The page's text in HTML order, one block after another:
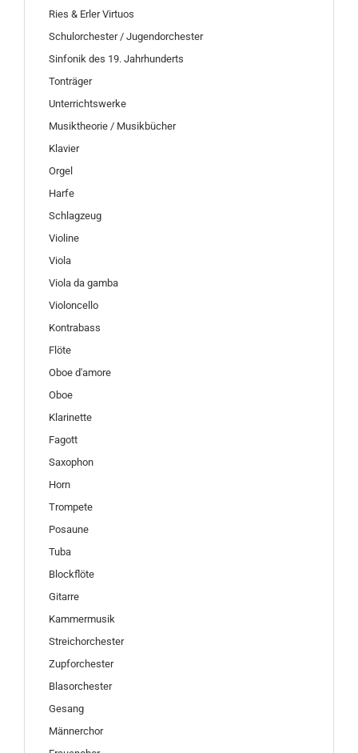
Ries & Erler Virtuos
Schulorchester / Jugendorchester
Sinfonik des 19. Jahrhunderts
Tonträger
Unterrichtswerke
Musiktheorie / Musikbücher
Klavier
Orgel
Harfe
Schlagzeug
Violine
Viola
Viola da gamba
Violoncello
Kontrabass
Flöte
Oboe d'amore
Oboe
Klarinette
Fagott
Saxophon
Horn
Trompete
Posaune
Tuba
Blockflöte
Gitarre
Kammermusik
Streichorchester
Zupforchester
Blasorchester
Gesang
Männerchor